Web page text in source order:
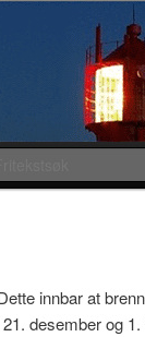
innbar at
desember og